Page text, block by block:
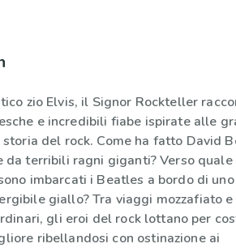
zio Elvis, il Signor Rockteller
e incredibili fiabe ispirate alle
del rock. Come ha fatto David
da terribili ragni giganti? Verso quale
imbarcati i Beatles a bordo di uno
giallo? Tra viaggi mozzafiato e
gli eroi del rock lottano per
ribellandosi con ostinazione ai